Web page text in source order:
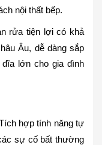
nội thất bếp.
rửa tiện lợi có khả
Âu, dễ dàng sắp
lớn cho gia đình
hợp tính năng tự
sự cố bất thường